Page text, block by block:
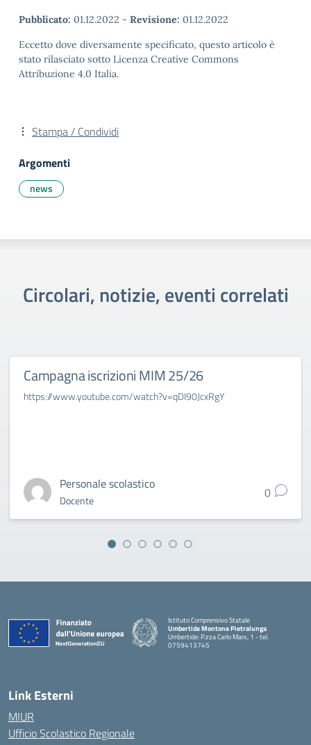
Pubblicato: 01.12.2022 - Revisione: 01.12.2022
Eccetto dove diversamente specificato, questo articolo è
stato rilasciato sotto Licenza Creative Commons
Attribuzione 4.0 Italia.
Stampa / Condividi
Argomenti
news
Circolari, notizie, eventi correlati
Campagna iscrizioni MIM 25/26
https://www.youtube.com/watch?v=qDI90JcxRgY
Personale scolastico
Docente 0
Istituto Comprensivo Statale
Umbertide Montone Pietralunga
Umbertide: P.zza Carlo Marx, 1 - tel.
0759413745
Link Esterni
MIUR
Ufficio Scolastico Regionale